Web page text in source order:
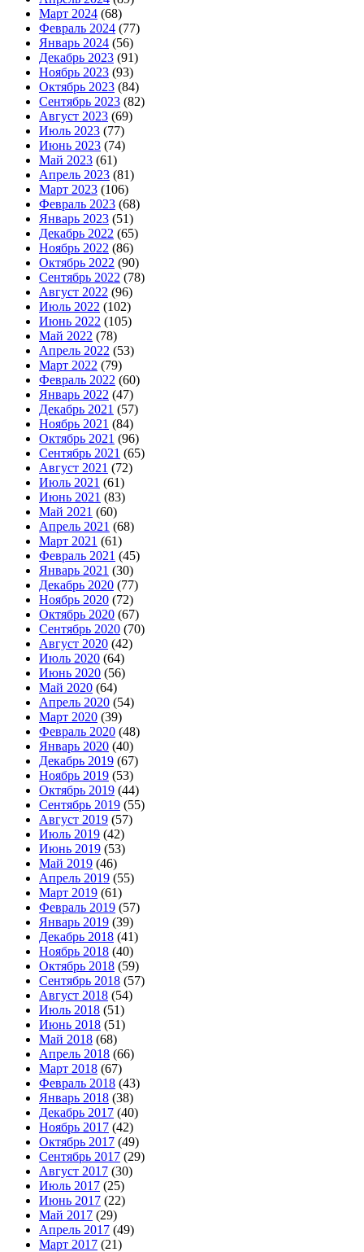
Март 2024 (68)
Февраль 2024 (77)
Январь 2024 (56)
Декабрь 2023 (91)
Ноябрь 2023 (93)
Октябрь 2023 (84)
Сентябрь 2023 (82)
Август 2023 (69)
Июль 2023 (77)
Июнь 2023 (74)
Май 2023 (61)
Апрель 2023 (81)
Март 2023 (106)
Февраль 2023 (68)
Январь 2023 (51)
Декабрь 2022 (65)
Ноябрь 2022 (86)
Октябрь 2022 (90)
Сентябрь 2022 (78)
Август 2022 (96)
Июль 2022 (102)
Июнь 2022 (105)
Май 2022 (78)
Апрель 2022 (53)
Март 2022 (79)
Февраль 2022 (60)
Январь 2022 (47)
Декабрь 2021 (57)
Ноябрь 2021 (84)
Октябрь 2021 (96)
Сентябрь 2021 (65)
Август 2021 (72)
Июль 2021 (61)
Июнь 2021 (83)
Май 2021 (60)
Апрель 2021 (68)
Март 2021 (61)
Февраль 2021 (45)
Январь 2021 (30)
Декабрь 2020 (77)
Ноябрь 2020 (72)
Октябрь 2020 (67)
Сентябрь 2020 (70)
Август 2020 (42)
Июль 2020 (64)
Июнь 2020 (56)
Май 2020 (64)
Апрель 2020 (54)
Март 2020 (39)
Февраль 2020 (48)
Январь 2020 (40)
Декабрь 2019 (67)
Ноябрь 2019 (53)
Октябрь 2019 (44)
Сентябрь 2019 (55)
Август 2019 (57)
Июль 2019 (42)
Июнь 2019 (53)
Май 2019 (46)
Апрель 2019 (55)
Март 2019 (61)
Февраль 2019 (57)
Январь 2019 (39)
Декабрь 2018 (41)
Ноябрь 2018 (40)
Октябрь 2018 (59)
Сентябрь 2018 (57)
Август 2018 (54)
Июль 2018 (51)
Июнь 2018 (51)
Май 2018 (68)
Апрель 2018 (66)
Март 2018 (67)
Февраль 2018 (43)
Январь 2018 (38)
Декабрь 2017 (40)
Ноябрь 2017 (42)
Октябрь 2017 (49)
Сентябрь 2017 (29)
Август 2017 (30)
Июль 2017 (25)
Июнь 2017 (22)
Май 2017 (29)
Апрель 2017 (49)
Март 2017 (21)